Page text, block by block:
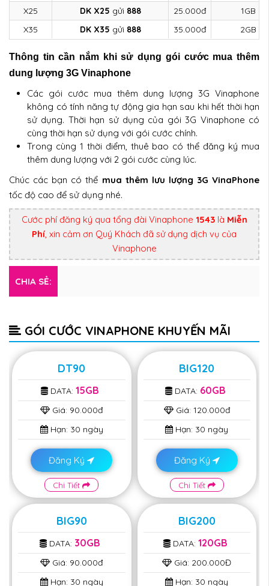
X25
DK X25 gửi 888 25.000đ
1GB
X35
DK X35 gửi 888 35.000đ 2GB
Thông tin cần nắm khi sử dụng gói cước mua thêm
dung lượng 3G Vinaphone
Các gói cước mua thêm dung lượng 3G Vinaphone
không có tính năng tự động gia hạn sau khi hết thời hạn
sử dụng. Thời hạn sử dụng của gói 3G Vinaphone có
cùng thời hạn sử dụng với gói cước chính.
Trong cùng 1 thời điểm, thuê bao có thể đăng ký mua
thêm dung lượng với 2 gói cước cùng lúc.
Chúc các bạn có thể mua thêm lưu lượng 3G VinaPhone
tốc độ cao để sử dụng nhé.
Cước phí đăng ký qua tổng đài Vinaphone 1543là Miễn
Phí, xin cảm ơn Quý Khách đã sử dụng dịch vụ của
Vinaphone
CHIA SẺ:
GÓI CƯỚC VINAPHONE KHUYẾN MÃI
DT90
DATA:15GB
Giá: 90.000đ
Hạn: 30 ngày
Đăng Ký
Chi Tiết
BIG120
DATA: 60GB
Giá: 120.000đ
Hạn: 30 ngày
Đăng Ký
Chi Tiết
BIG90
DATA: 30GB
Giá: 90.000đ
Hạn: 30 ngày
BIG200
DATA: 120GB
Giá: 200.000Đ
Hạn: 30 ngày